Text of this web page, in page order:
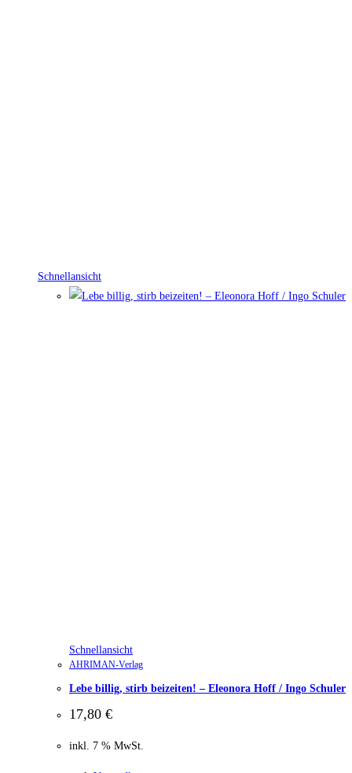
Schnellansicht
Schnellansicht
AHRIMAN-Verlag
Lebe billig, stirb beizeiten! – Eleonora Hoff / Ingo Schuler
17,80 €
inkl. 7 % MwSt.